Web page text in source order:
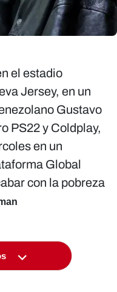
el estadio
Jersey, en un
Gustavo
PS22 y Coldplay,
en un
Global
con la pobreza